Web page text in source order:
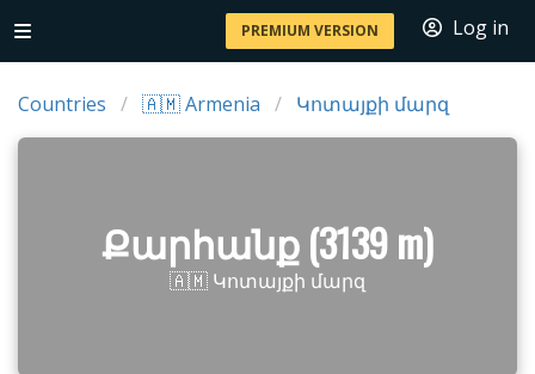
PREMIUM VERSION Log in
Countries 🇦🇲 Armenia Կոտայքի մարզ
Քարհանք (3139 m)
🇦🇲 Կոտայքի մարզ